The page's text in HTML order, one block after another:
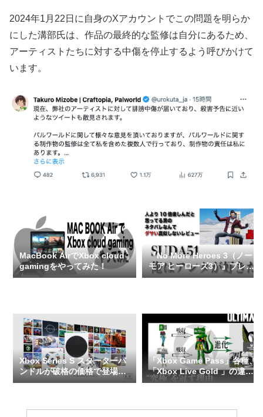
2024年1月22日に自身のXアカウントでこの問題を明らか
にした溝部氏は、作品の最終的な監修は自分にあるため、
アーティストたちに対する中傷を停止するよう呼びかけて
います。
MacBook AirでXbox cloud
gamingをやってみた！
『No More Heroes 3（ノー
モア ヒーローズ3）』プレイ
レビュー（ネタバレなし）
Xbox Series S スターターバ
ンドルが破格の価格で登場！
次世代ゲーム体験と豊富なゲ
「Xbox Game Pass」各種、
「Xbox Live Gold 」の違い
を整理してみました。